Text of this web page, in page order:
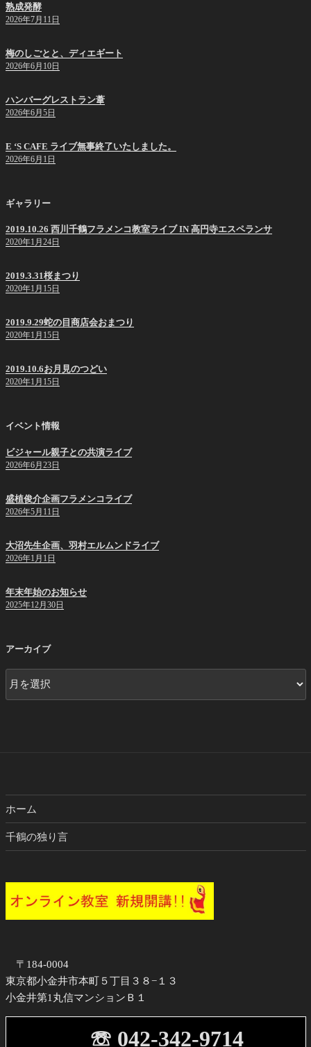
熟成発酵
2026年7月11日
梅のしごとと、ディエギート
2026年6月10日
ハンバーグレストラン葦
2026年6月5日
E ‘S CAFE ライブ無事終了いたしました。
2026年6月1日
ギャラリー
2019.10.26 西川千鶴フラメンコ教室ライブ IN 高円寺エスペランサ
2020年1月24日
2019.3.31桜まつり
2020年1月15日
2019.9.29蛇の目商店会おまつり
2020年1月15日
2019.10.6お月見のつどい
2020年1月15日
イベント情報
ビジャール親子との共演ライブ
2026年6月23日
盛植俊介企画フラメンコライブ
2026年5月11日
大沼先生企画、羽村エルムンドライブ
2026年1月1日
年末年始のお知らせ
2025年12月30日
アーカイブ
ホーム
千鶴の独り言
〒184-0004
東京都小金井市本町５丁目３８−１３
小金井第1丸信マンションＢ１
☏ 042-342-9714